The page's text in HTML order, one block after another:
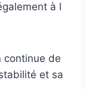
à l
continue de
et sa